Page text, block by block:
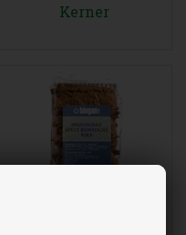
Kerner